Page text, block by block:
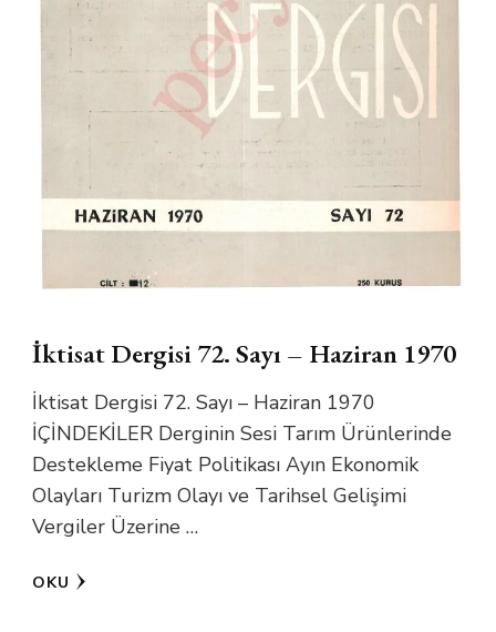
İktisat Dergisi 72. Sayı – Haziran 1970
İktisat Dergisi 72. Sayı – Haziran 1970
İÇİNDEKİLER Derginin Sesi Tarım Ürünlerinde
Destekleme Fiyat Politikası Ayın Ekonomik
Olayları Turizm Olayı ve Tarihsel Gelişimi
Vergiler Üzerine …
OKU